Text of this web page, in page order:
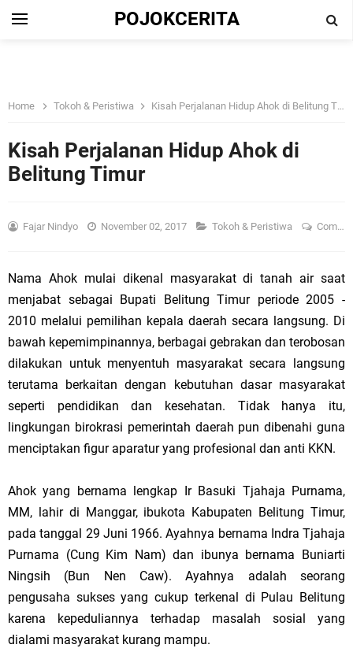
POJOKCERITA
Home Tokoh & Peristiwa Kisah Perjalanan Hidup Ahok di Belitung Timur
Kisah Perjalanan Hidup Ahok di
Belitung Timur
Fajar Nindyo November 02, 2017 Tokoh & Peristiwa Comment
Nama Ahok mulai dikenal masyarakat di tanah air saat
menjabat sebagai Bupati Belitung Timur periode 2005 -
2010 melalui pemilihan kepala daerah secara langsung. Di
bawah kepemimpinannya, berbagai gebrakan dan terobosan
dilakukan untuk menyentuh masyarakat secara langsung
terutama berkaitan dengan kebutuhan dasar masyarakat
seperti pendidikan dan kesehatan. Tidak hanya itu,
lingkungan birokrasi pemerintah daerah pun dibenahi guna
menciptakan figur aparatur yang profesional dan anti KKN.
Ahok yang bernama lengkap Ir Basuki Tjahaja Purnama,
MM, lahir di Manggar, ibukota Kabupaten Belitung Timur,
pada tanggal 29 Juni 1966. Ayahnya bernama Indra Tjahaja
Purnama (Cung Kim Nam) dan ibunya bernama Buniarti
Ningsih (Bun Nen Caw). Ayahnya adalah seorang
pengusaha sukses yang cukup terkenal di Pulau Belitung
karena kepeduliannya terhadap masalah sosial yang
dialami masyarakat kurang mampu.